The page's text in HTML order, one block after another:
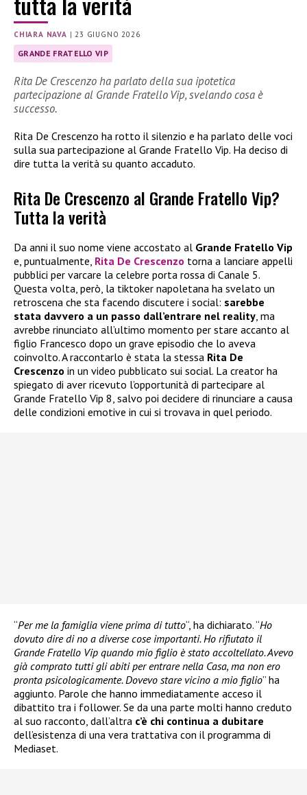
CHIARA NAVA |23 GIUGNO 2026
GRANDE FRATELLO VIP
Rita De Crescenzo ha parlato della sua ipotetica
partecipazione al Grande Fratello Vip, svelando cosa è
successo.
Rita De Crescenzo ha rotto il silenzio e ha parlato delle voci
sulla sua partecipazione al Grande Fratello Vip. Ha deciso di
dire tutta la verità su quanto accaduto.
Rita De Crescenzo al Grande Fratello Vip?
Tutta la verità
Da anni il suo nome viene accostato al Grande Fratello Vip
e, puntualmente, Rita De Crescenzo torna a lanciare appelli
pubblici per varcare la celebre porta rossa di Canale 5.
Questa volta, però, la tiktoker napoletana ha svelato un
retroscena che sta facendo discutere i social: sarebbe
stata davvero a un passo dall’entrare nel reality, ma
avrebbe rinunciato all’ultimo momento per stare accanto al
figlio Francesco dopo un grave episodio che lo aveva
coinvolto. A raccontarlo è stata la stessa Rita De
Crescenzo in un video pubblicato sui social. La creator ha
spiegato di aver ricevuto l’opportunità di partecipare al
Grande Fratello Vip 8, salvo poi decidere di rinunciare a causa
delle condizioni emotive in cui si trovava in quel periodo.
“Per me la famiglia viene prima di tutto“, ha dichiarato. “Ho
dovuto dire di no a diverse cose importanti. Ho rifiutato il
Grande Fratello Vip quando mio figlio è stato accoltellato. Avevo
già comprato tutti gli abiti per entrare nella Casa, ma non ero
pronta psicologicamente. Dovevo stare vicino a mio figlio” ha
aggiunto. Parole che hanno immediatamente acceso il
dibattito tra i follower. Se da una parte molti hanno creduto
al suo racconto, dall’altra c’è chi continua a dubitare
dell’esistenza di una vera trattativa con il programma di
Mediaset.